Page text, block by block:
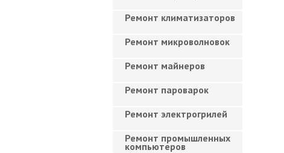
Ремонт климатизаторов
Ремонт микроволновок
Ремонт майнеров
Ремонт пароварок
Ремонт электрогрилей
Ремонт промышленных
компьютеров